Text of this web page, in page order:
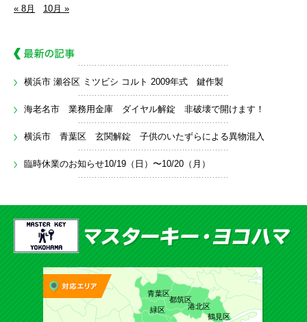
« 8月 10月 »
横浜市 瀬谷区 ミツビシ コルト 2009年式 鍵作製
海老名市 業務用金庫 ダイヤル解錠 非破壊で開けます！
横浜市 青葉区 玄関解錠 子供のいたずらによる異物混入
臨時休業のお知らせ10/19（日）〜10/20（月）
青葉区
都筑区
港北区
鶴見区
緑区